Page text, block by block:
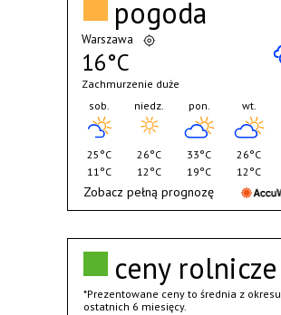
ceny rolnicze
*Prezentowane ceny to średnia z okresu
ostatnich 6 miesięcy.
pogoda
Warszawa
16°C
Zachmurzenie duże
sob.
25°C
11°C
niedz.
26°C
12°C
pon.
33°C
19°C
wt.
26°C
12°C
Zobacz pełną prognozę